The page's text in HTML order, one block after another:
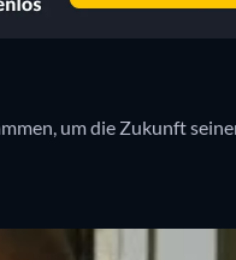
um die Zukunft